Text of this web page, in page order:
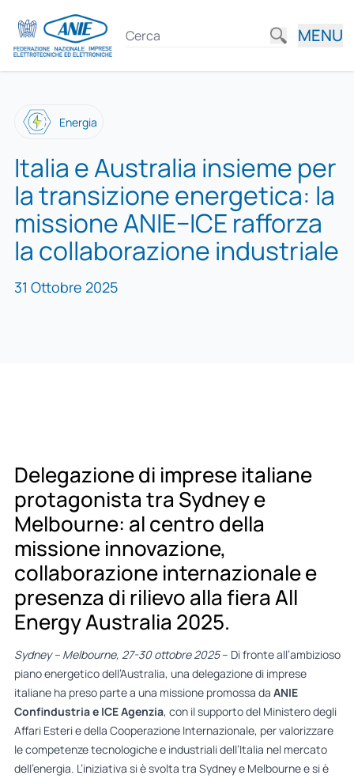
MENU
Energia
Italia e Australia insieme per
la transizione energetica: la
missione ANIE–ICE rafforza
la collaborazione industriale
31 Ottobre 2025
Delegazione di imprese italiane
protagonista tra Sydney e
Melbourne: al centro della
missione innovazione,
collaborazione internazionale e
presenza di rilievo alla fiera All
Energy Australia 2025.
Sydney – Melbourne, 27-30 ottobre 2025– Di fronte all’ambizioso
piano energetico dell’Australia, una delegazione di imprese
italiane ha preso parte a una missione promossa da ANIE
Confindustria e ICE Agenzia, con il supporto del Ministero degli
Affari Esteri e della Cooperazione Internazionale, per valorizzare
le competenze tecnologiche e industriali dell’Italia nel mercato
dell’energia. L’iniziativa si è svolta tra Sydney e Melbourne e si è